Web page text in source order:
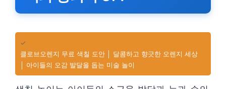
✓
클로브오렌지 무료 색칠 도안 │ 달콤하고 향긋한 오렌지 세상
│ 아이들의 오감 발달을 돕는 미술 놀이